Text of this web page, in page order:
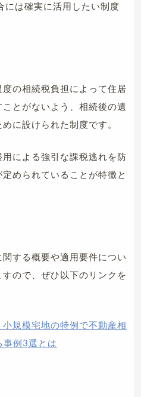
には確実に活用したい制度
の相続税負担によって住居
とがないよう、相続後の遺
に設けられた制度です。
による強引な課税逃れを防
められていることが特徴と
する概要や適用要件につい
ので、ぜひ以下のリンクを
小規模宅地の特例で不動産相
事例3選とは